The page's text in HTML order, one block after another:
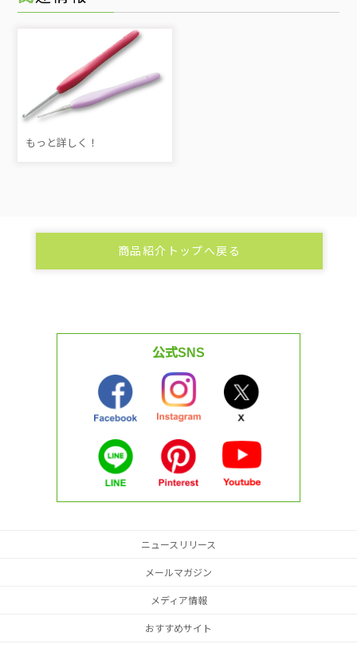
もっと詳しく！
商品紹介トップへ戻る
公式SNS
ニュースリリース
メールマガジン
メディア情報
おすすめサイト